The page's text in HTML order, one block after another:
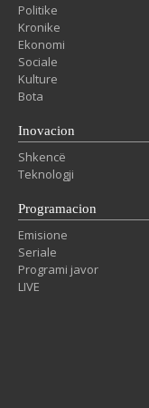
Politike
Kronike
Ekonomi
Sociale
Kulture
Bota
Inovacion
Shkencë
Teknologji
Programacion
Emisione
Seriale
Programi javor
LIVE